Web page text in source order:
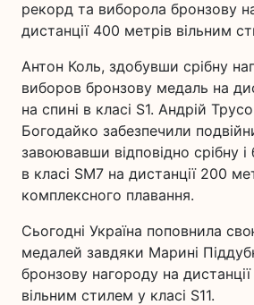
рекорд та виборола бронзову
дистанції 400 метрів вільним
Антон Коль, здобувши срібну
виборов бронзову медаль на
на спині в класі S1. Андрій
Богодайко забезпечили
завоювавши відповідно срібну
в класі SM7 на дистанції 200
комплексного плавання.
Сьогодні Україна поповнила
медалей завдяки Марині
бронзову нагороду на
вільним стилем у класі S11.